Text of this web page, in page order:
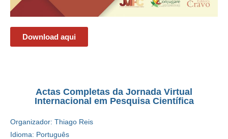
Download aqui
Actas Completas da Jornada Virtual
Internacional em Pesquisa Científica
Organizador: Thiago Reis
Idioma: Português